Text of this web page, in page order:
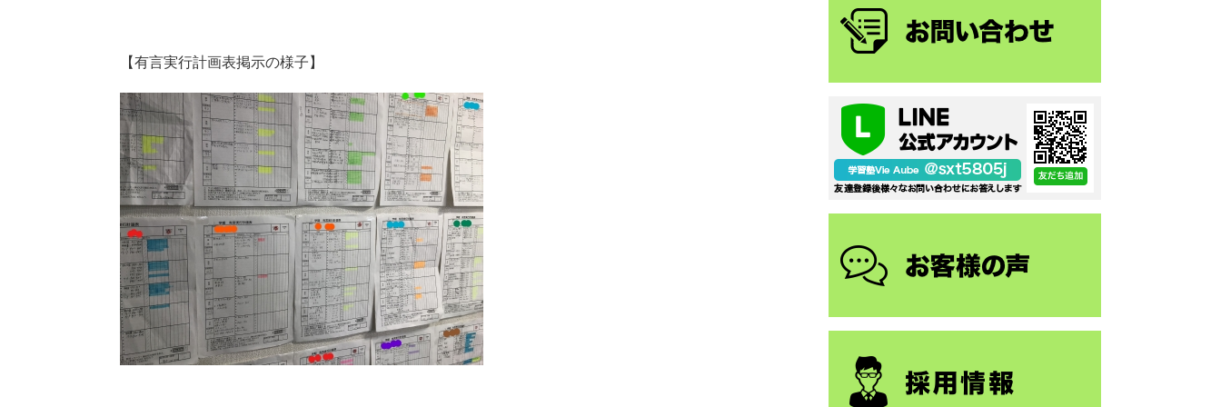
【有言実行計画表掲示の様子】